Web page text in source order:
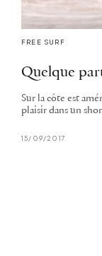
FREE SURF
Quelque
Sur la côte est
plaisir dans un
15/09/2017